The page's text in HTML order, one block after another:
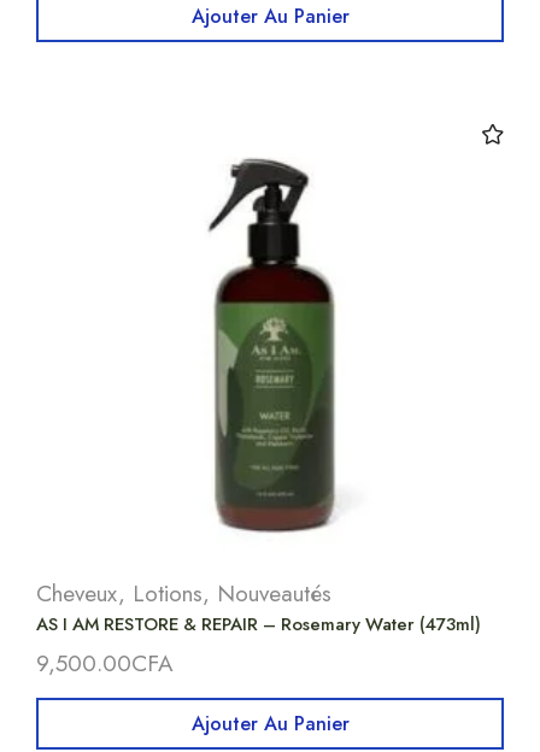
Ajouter Au Panier
Cheveux, Lotions, Nouveautés
AS I AM RESTORE & REPAIR – Rosemary Water (473ml)
9,500.00CFA
Ajouter Au Panier